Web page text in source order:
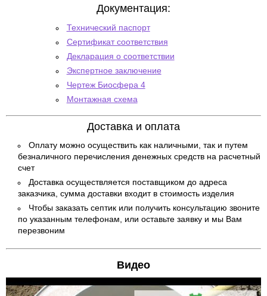
Документация:
Технический паспорт
Сертификат соответствия
Декларация о соответствии
Экспертное заключение
Чертеж Биосфера 4
Монтажная схема
Доставка и оплата
Оплату можно осуществить как наличными, так и путем
безналичного перечисления денежных средств на расчетный
счет
Доставка осуществляется поставщиком до адреса
заказчика, сумма доставки входит в стоимость изделия
Чтобы заказать септик или получить консультацию звоните
по указанным телефонам, или оставьте заявку и мы Вам
перезвоним
Видео